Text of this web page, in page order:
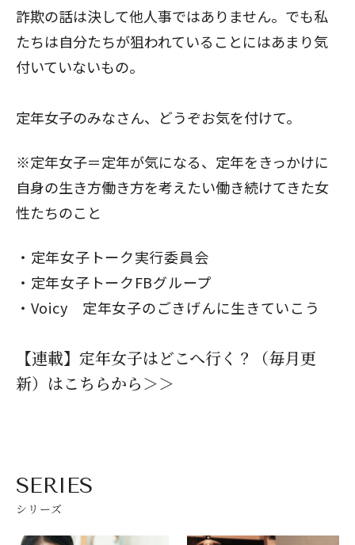
詐欺の話は決して他人事ではありません。でも私
たちは自分たちが狙われていることにはあまり気
付いていないもの。
定年女子のみなさん、どうぞお気を付けて。
※定年女子＝定年が気になる、定年をきっかけに
自身の生き方働き方を考えたい働き続けてきた女
性たちのこと
定年女子トーク実行委員会
定年女子トークFBグループ
Voicy 定年女子のごきげんに生きていこう
【連載】定年女子はどこへ行く？（毎月更
新）はこちらから＞＞
SERIES
シリーズ